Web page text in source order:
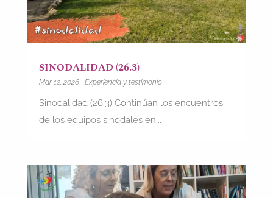
SINODALIDAD (26.3)
Mar 12, 2026| Experiencia y testimonio
Sinodalidad (26.3) Continúan los encuentros
de los equipos sinodales en...